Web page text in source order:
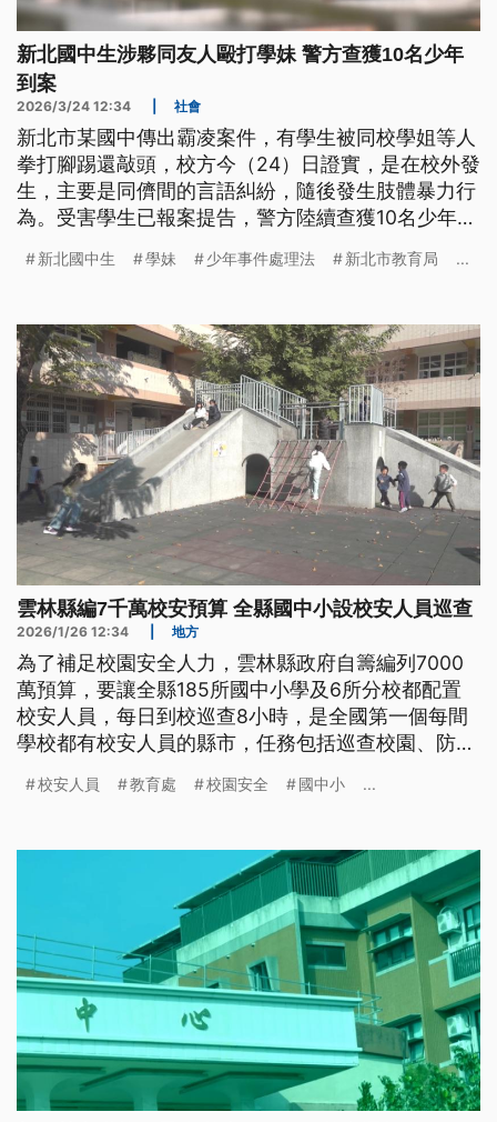
新北國中生涉夥同友人毆打學妹 警方查獲10名少年
到案
2026/3/24 12:34 社會
新北市某國中傳出霸凌案件，有學生被同校學姐等人
拳打腳踢還敲頭，校方今（24）日證實，是在校外發
生，主要是同儕間的言語糾紛，隨後發生肢體暴力行
為。受害學生已報案提告，警方陸續查獲10名少年到
嫌，交由新北地院少年法庭後續審理。
新北國中生 學妹 少年事件處理法 新北市教育局 ...
雲林縣編7千萬校安預算 全縣國中小設校安人員巡查
2026/1/26 12:34 地方
為了補足校園安全人力，雲林縣政府自籌編列7000
萬預算，要讓全縣185所國中小學及6所分校都配置
校安人員，每日到校巡查8小時，是全國第一個每間
學校都有校安人員的縣市，任務包括巡查校園、防治
校安人員 教育處 校園安全 國中小 ...